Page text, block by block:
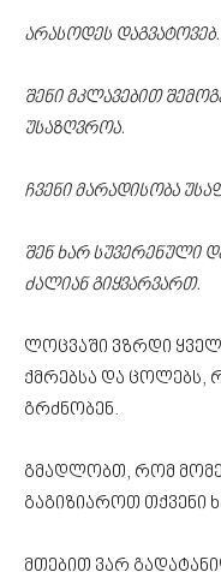
არასოდეს დაგვატოვებ.
შენი მკლავებით
უსაზღვროა.
ჩვენი მარადისობა
შენ ხარ სუვერენული
ძალიან გიყვარვართ.
ლოცვაში ვზრდი
ქმრებსა და ცოლებს,
გრძნობენ.
გმადლობთ, რომ
გაგიზიაროთ თქვენი
მთებით ვარ